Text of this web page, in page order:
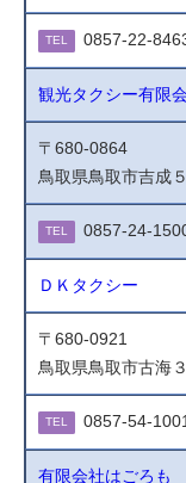
TEL 0857-22-
観光タクシー有限
〒680-0864
鳥取県鳥取市吉成
TEL 0857-24-
ＤＫタクシー
〒680-0921
鳥取県鳥取市古海
TEL 0857-54-
有限会社はごろも